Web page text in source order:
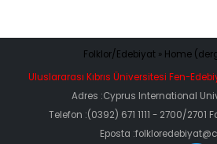
Folklor/Edebiyat » Home
Uluslararası Kıbrıs Üniversitesi Fen-
Adres :Cyprus International
Telefon :(0392) 671 1111 - 2700/2701
Eposta